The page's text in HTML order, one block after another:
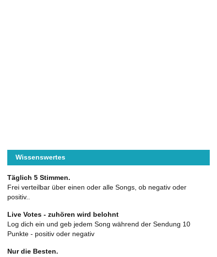
Wissenswertes
Täglich 5 Stimmen.
Frei verteilbar über einen oder alle Songs, ob negativ oder
positiv..
Live Votes - zuhören wird belohnt
Log dich ein und geb jedem Song während der Sendung 10
Punkte - positiv oder negativ
Nur die Besten.